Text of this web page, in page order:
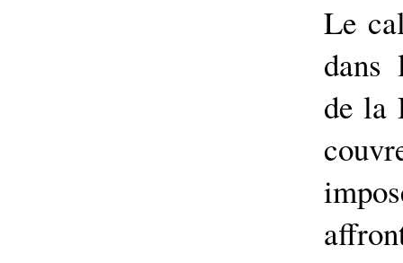
Le
dans
de la